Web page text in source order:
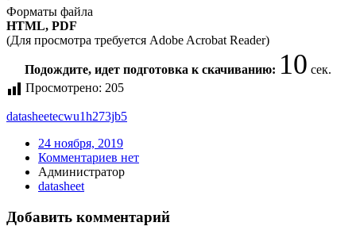
Форматы файла
HTML, PDF
(Для просмотра требуется Adobe Acrobat Reader)
Подождите, идет подготовка к скачиванию: 10 сек.
Просмотрено: 205
datasheetecwu1h273jb5
24 ноября, 2019
Комментариев нет
Администратор
datasheet
Добавить комментарий